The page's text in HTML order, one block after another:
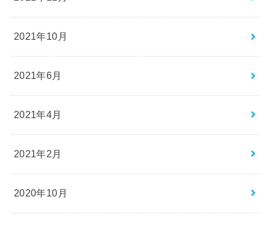
2021年10月
2021年6月
2021年4月
2021年2月
2020年10月